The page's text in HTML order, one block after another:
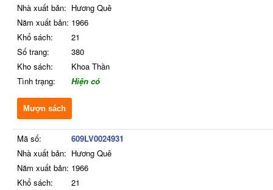
Nhà xuất bản: Hương Quê
Năm xuất bản: 1966
Khổ sách:
21
Số trang:
380
Kho sách:
Khoa Thần
Tình trạng:
Hiện có
Mượn sách
Mã số:
609LV0024931
Nhà xuất bản: Hương Quê
Năm xuất bản: 1966
Khổ sách:
21